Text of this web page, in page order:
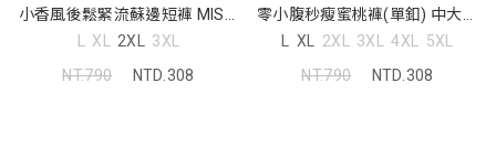
小香風後鬆緊流蘇邊短褲 MISS.
中大尺碼褲子
L XL 2XL 3XL
NT.790
NTD.308
零小腹秒瘦蜜桃褲(單釦) 中大尺
碼褲子
L XL 2XL 3XL 4XL 5XL
NT.790
NTD.308